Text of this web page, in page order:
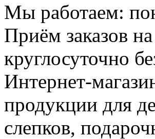
Мы работаем:
Приём заказов на
круглосуточно
Интернет-
продукции для
слепков,